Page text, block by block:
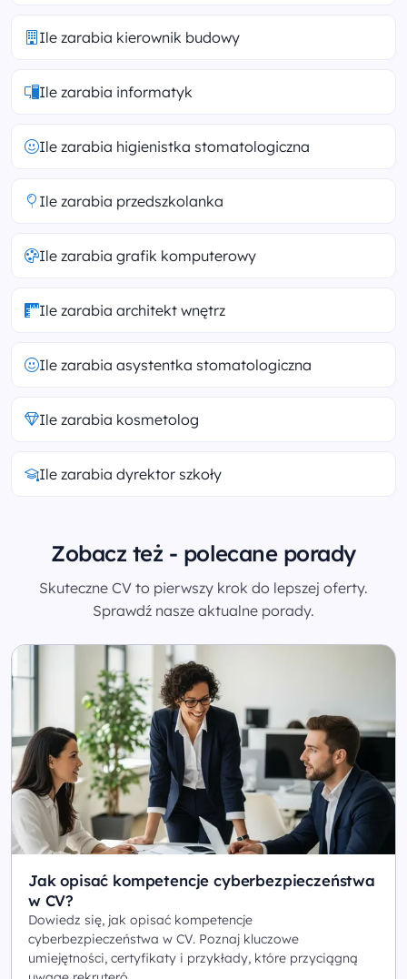
Ile zarabia kierownik budowy
Ile zarabia informatyk
Ile zarabia higienistka stomatologiczna
Ile zarabia przedszkolanka
Ile zarabia grafik komputerowy
Ile zarabia architekt wnętrz
Ile zarabia asystentka stomatologiczna
Ile zarabia kosmetolog
Ile zarabia dyrektor szkoły
Zobacz też - polecane porady
Skuteczne CV to pierwszy krok do lepszej oferty.
Sprawdź nasze aktualne porady.
Jak opisać kompetencje cyberbezpieczeństwa
w CV?
Dowiedz się, jak opisać kompetencje
cyberbezpieczeństwa w CV. Poznaj kluczowe
umiejętności, certyfikaty i przykłady, które przyciągną